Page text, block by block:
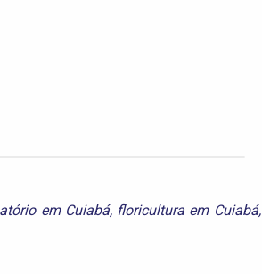
em Cuiabá, floricultura em Cuiabá,